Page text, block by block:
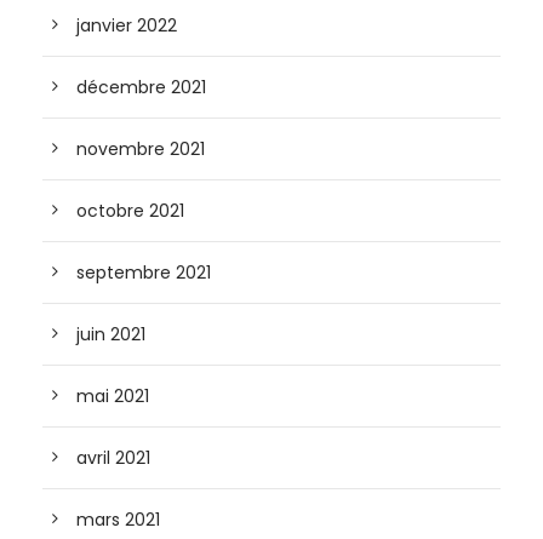
janvier 2022
décembre 2021
novembre 2021
octobre 2021
septembre 2021
juin 2021
mai 2021
avril 2021
mars 2021